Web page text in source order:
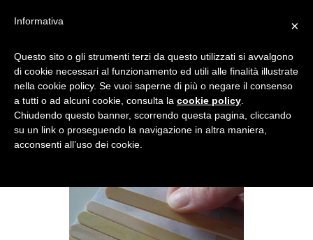
PUZZLE2
×
Informativa
Questo sito o gli strumenti terzi da questo utilizzati si avvalgono
di cookie necessari al funzionamento ed utili alle finalità illustrate
nella cookie policy. Se vuoi saperne di più o negare il consenso
a tutti o ad alcuni cookie, consulta la cookie policy
Chiudendo questo banner, scorrendo questa pagina, cliccando
su un link o proseguendo la navigazione in altra maniera,
acconsenti all’uso dei cookie.